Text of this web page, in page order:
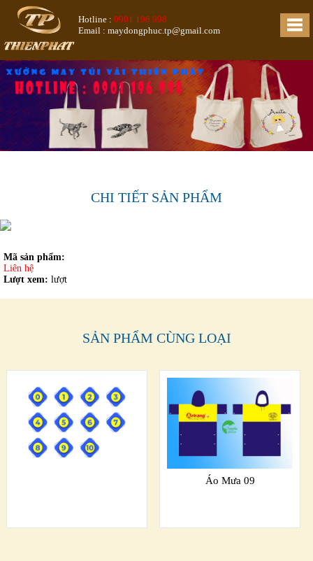
Hotline : 0901 196 998
Email : maydongphuc.tp@gmail.com
CHI TIẾT SẢN PHẨM
Mã sản phẩm:
Liên hệ
Lượt xem: lượt
SẢN PHẨM CÙNG LOẠI
Áo Mưa 09